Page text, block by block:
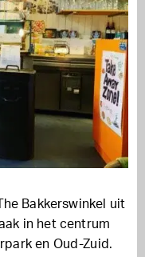
Bakkerswinkel uit
in het centrum
en Oud-Zuid.